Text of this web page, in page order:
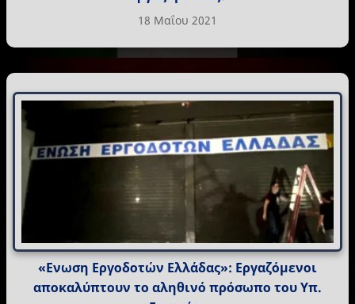
18 Μαΐου 2021
«Ενωση Εργοδοτών Ελλάδας»: Εργαζόμενοι
αποκαλύπτουν το αληθινό πρόσωπο του Υπ.